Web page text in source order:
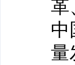
革
中
量